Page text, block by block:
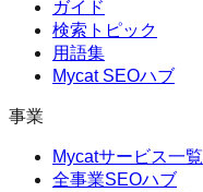
ガイド
検索トピック
用語集
Mycat SEOハブ
事業
Mycatサービス一覧
全事業SEOハブ